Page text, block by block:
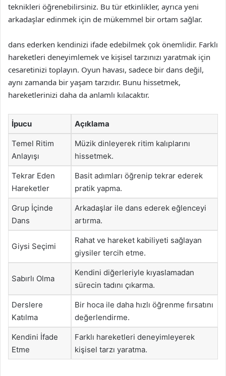
teknikleri öğrenebilirsiniz. Bu tür etkinlikler, ayrıca yeni
arkadaşlar edinmek için de mükemmel bir ortam sağlar.
dans ederken kendinizi ifade edebilmek çok önemlidir. Farklı
hareketleri deneyimlemek ve kişisel tarzınızı yaratmak için
cesaretinizi toplayın. Oyun havası, sadece bir dans değil,
aynı zamanda bir yaşam tarzıdır. Bunu hissetmek,
hareketlerinizi daha da anlamlı kılacaktır.
İpucu Açıklama
Temel Ritim
Anlayışı
Müzik dinleyerek ritim kalıplarını
hissetmek.
Tekrar Eden
Hareketler
Basit adımları öğrenip tekrar ederek
pratik yapma.
Grup İçinde
Dans
Arkadaşlar ile dans ederek eğlenceyi
artırma.
Giysi Seçimi
Rahat ve hareket kabiliyeti sağlayan
giysiler tercih etme.
Sabırlı Olma
Kendini diğerleriyle kıyaslamadan
sürecin tadını çıkarma.
Derslere
Katılma
Bir hoca ile daha hızlı öğrenme fırsatını
değerlendirme.
Kendini İfade
Etme
Farklı hareketleri deneyimleyerek
kişisel tarzı yaratma.